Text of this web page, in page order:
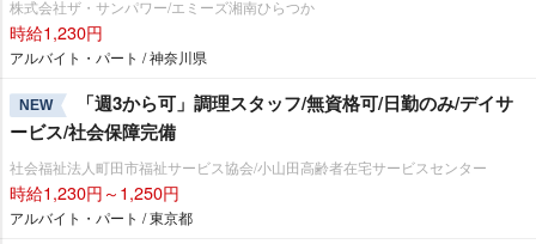
株式会社ザ・サンパワー/エミーズ湘南ひらつか
時給1,230円
アルバイト・パート / 神奈川県
NEW
「週3から可」調理スタッフ/無資格可/日勤のみ/デイサ
ービス/社会保障完備
社会福祉法人町田市福祉サービス協会/小山田高齢者在宅サービスセンター
時給1,230円～1,250円
アルバイト・パート / 東京都